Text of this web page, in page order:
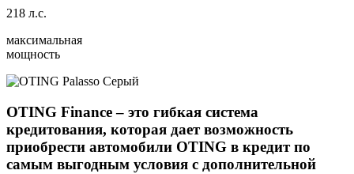
218 л.с.
максимальная
мощность
OTING Finance– это гибкая система
кредитования, которая дает возможность
приобрести автомобили OTING в кредит по
самым выгодным условия с дополнительной